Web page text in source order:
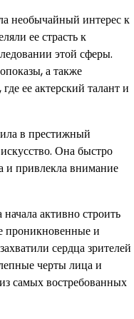
необычайный интерес к
ее страсть к
этой сферы.
а также
ее актерский талант и
в престижный
Она быстро
и привлекла внимание
активно строить
проникновенные и
сердца зрителей
черты лица и
самых востребованных